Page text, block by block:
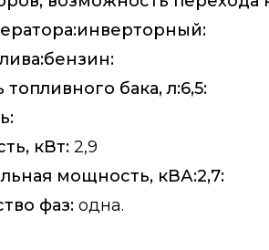
топливного бака, л:6,5:
кВт: 2,9
мощность, кВА:2,7:
фаз: одна.